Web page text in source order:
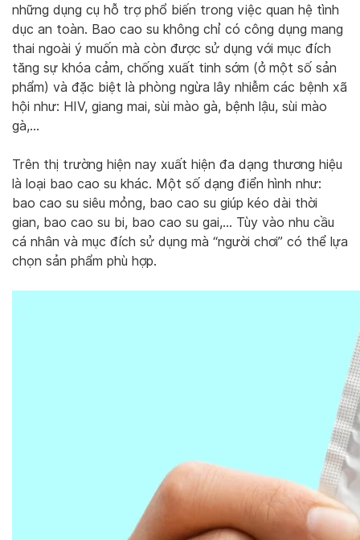
những dụng cụ hỗ trợ phổ biến trong việc quan hệ tình
dục an toàn. Bao cao su không chỉ có công dụng mang
thai ngoài ý muốn mà còn được sử dụng với mục đích
tăng sự khóa cảm, chống xuất tinh sớm (ở một số sản
phẩm) và đặc biệt là phòng ngừa lây nhiễm các bệnh xã
hội như: HIV, giang mai, sùi mào gà, bệnh lậu, sùi mào
gà,…
Trên thị trường hiện nay xuất hiện đa dạng thương hiệu
là loại bao cao su khác. Một số dạng điển hình như:
bao cao su siêu mỏng, bao cao su giúp kéo dài thời
gian, bao cao su bi, bao cao su gai,… Tùy vào nhu cầu
cá nhân và mục đích sử dụng mà “người chơi” có thể lựa
chọn sản phẩm phù hợp.